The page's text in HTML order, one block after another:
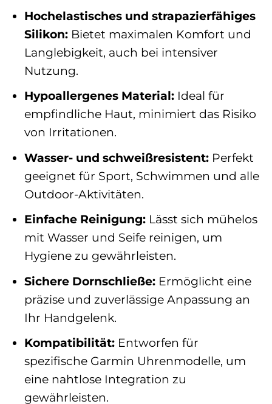
Hochelastisches und strapazierfähiges
Silikon:Bietet maximalen Komfort und
Langlebigkeit, auch bei intensiver
Nutzung.
Hypoallergenes Material:Ideal für
empfindliche Haut, minimiert das Risiko
von Irritationen.
Wasser- und schweißresistent:Perfekt
geeignet für Sport, Schwimmen und alle
Outdoor-Aktivitäten.
Einfache Reinigung:Lässt sich mühelos
mit Wasser und Seife reinigen, um
Hygiene zu gewährleisten.
Sichere Dornschließe:Ermöglicht eine
präzise und zuverlässige Anpassung an
Ihr Handgelenk.
Kompatibilität:Entworfen für
spezifische Garmin Uhrenmodelle, um
eine nahtlose Integration zu
gewährleisten.